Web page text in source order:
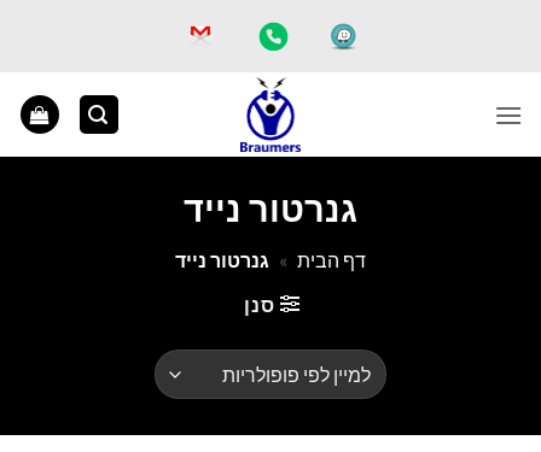
גנרטור נייד
דף הבית » גנרטור נייד
סנן